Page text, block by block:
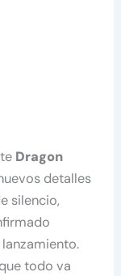
Dragon
detalles
silencio,
todo va